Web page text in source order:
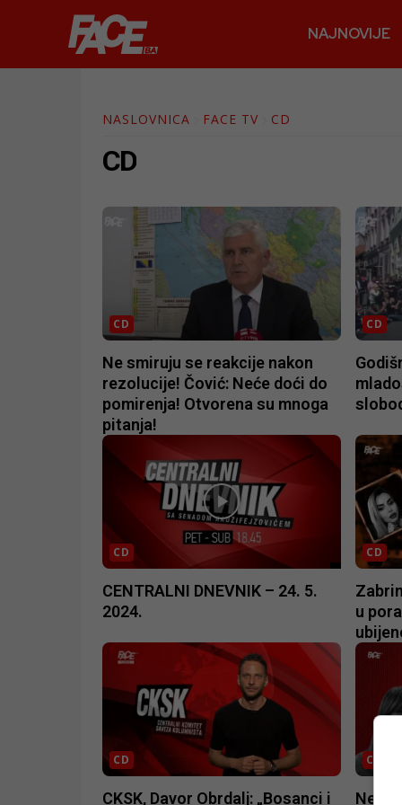
NAJNOVIJE
NASLOVNICA FACE TV CD
CD
CD
Ne smiruju se reakcije nakon
rezolucije! Čović: Neće doći do
pomirenja! Otvorena su mnoga
pitanja!
CD
CD
CENTRALNI DNEVNIK – 24. 5.
2024.
CD
u
CD
CKSK, Davor Obrdalj: „Bosanci i
CD
Nena